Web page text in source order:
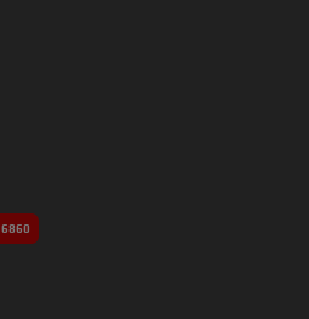
6860